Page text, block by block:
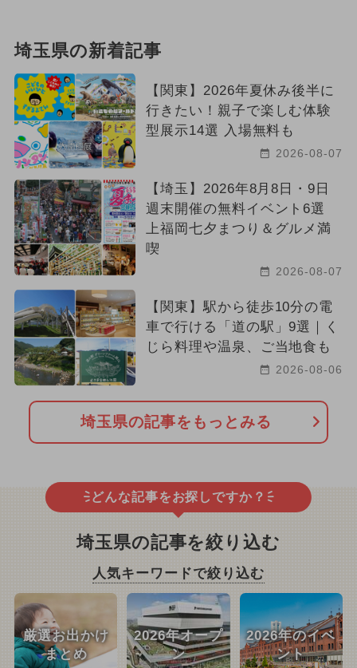
埼玉県の新着記事
【関東】2026年夏休み後半に
行きたい！親子で楽しむ体験
型展示14選 入場無料も
2026-08-07
【埼玉】2026年8月8日・9日
週末開催の無料イベント6選
上福岡七夕まつり＆グルメ満
喫
2026-08-07
【関東】駅から徒歩10分の電
車で行ける「道の駅」9選｜く
じら料理や温泉、ご当地食も
2026-08-06
埼玉県の記事をもっとみる
どんな記事をお探しですか？
埼玉県の記事を絞り込む
人気キーワードで絞り込む
厳選お出かけ
まとめ
2026年オープ
ン
2026年のイベ
ント